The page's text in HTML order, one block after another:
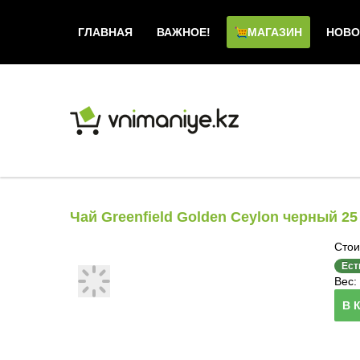
ГЛАВНАЯ ВАЖНОЕ! МАГАЗИН
Чай Greenfield Golden Ceylon черный 25
Вес:
В